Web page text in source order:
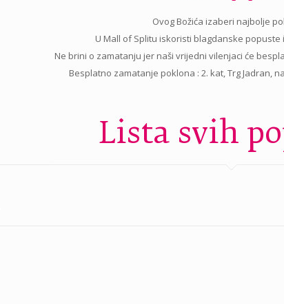
Ovog Božića izaberi najbolje
U Mall of Splitu iskoristi blagdanske popuste
Ne brini o zamatanju jer naši vrijedni vilenjaci će
Besplatno zamatanje poklona : 2. kat, Trg Jadran,
Lista svih